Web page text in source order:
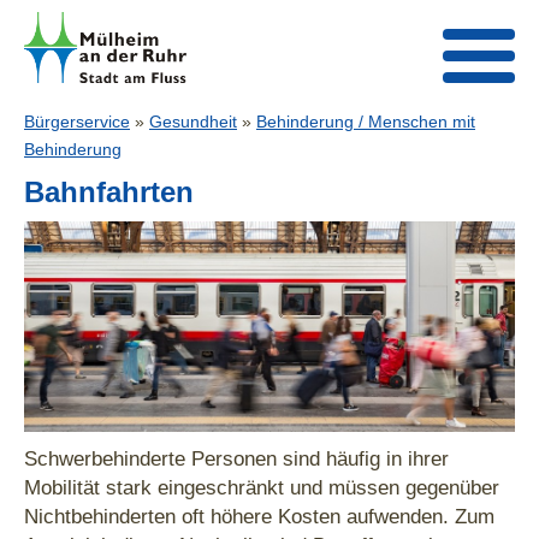
Bürgerservice » Gesundheit » Behinderung / Menschen mit
Behinderung
Bahnfahrten
Schwerbehinderte Personen sind häufig in ihrer
Mobilität stark eingeschränkt und müssen gegenüber
Nichtbehinderten oft höhere Kosten aufwenden. Zum